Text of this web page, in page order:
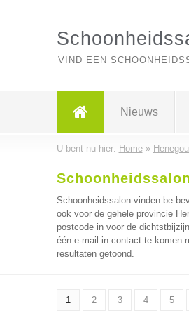
VIND EEN
Nieuws
U bent nu hier: Home»
Schoonheidssalon-vinden.be
ook voor de gehele provincie
postcode in voor de
één e-mail in contact te komen
resultaten getoond.
1 2 3 4 5